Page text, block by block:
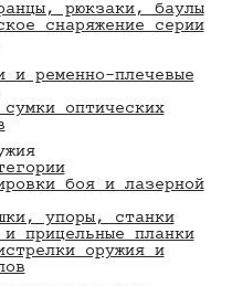
рюкзаки, баулы
снаряжение серии
и ременно-плечевые
оптических
боя и лазерной
упоры, станки
прицельные планки
оружия и